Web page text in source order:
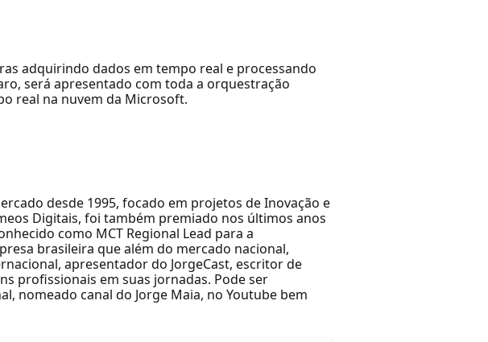
adquirindo dados em tempo real e processando
será apresentado com toda a orquestração
real na nuvem da Microsoft.
desde 1995, focado em projetos de Inovação e
Digitais, foi também premiado nos últimos anos
como MCT Regional Lead para a
brasileira que além do mercado nacional,
apresentador do JorgeCast, escritor de
profissionais em suas jornadas. Pode ser
nomeado canal do Jorge Maia, no Youtube bem